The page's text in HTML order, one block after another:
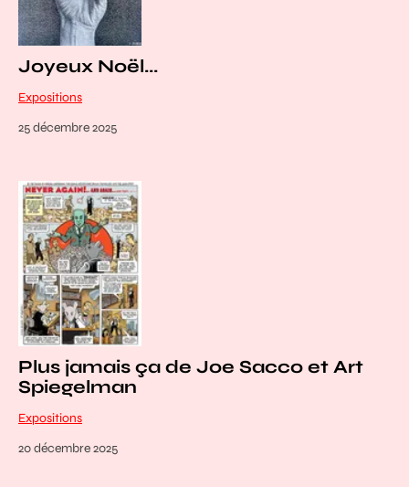
Joyeux Noël...
Expositions
25 décembre 2025
Plus jamais ça de Joe Sacco et Art
Spiegelman
Expositions
20 décembre 2025